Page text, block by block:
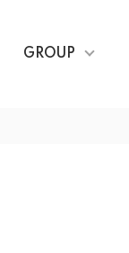
GROUP